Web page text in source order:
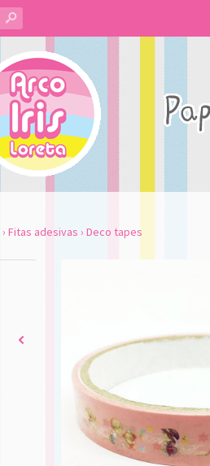
s
› Fitas adesivas › Deco tapes
2